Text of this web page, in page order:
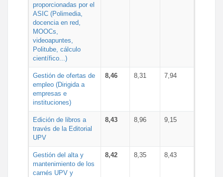
proporcionadas por el
ASIC (Polimedia,
docencia en red,
MOOCs,
videoapuntes,
Politube, cálculo
científico...)
Gestión de ofertas de
empleo (Dirigida a
empresas e
instituciones)
8,46 8,31 7,94
Edición de libros a
través de la Editorial
UPV
8,43 8,96 9,15
Gestión del alta y
mantenimiento de los
carnés UPV y
8,42 8,35 8,43